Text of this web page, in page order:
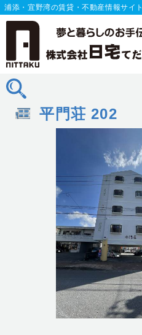
浦添・宜野湾の賃貸・不動産情報サイト
平門荘 202